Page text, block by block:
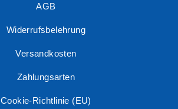
AGB
Widerrufsbelehrung
Versandkosten
Zahlungsarten
Cookie-Richtlinie (EU)